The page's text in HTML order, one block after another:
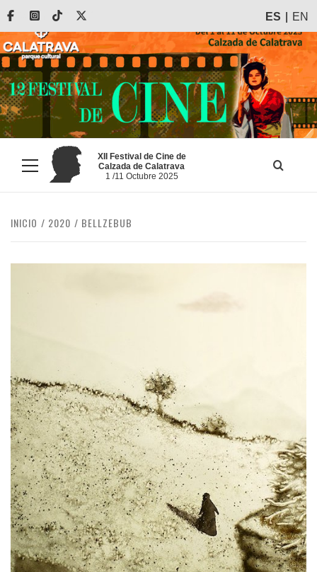
Saltar
contenido
FacebookInstagram
Tiktok ES EN
Menú
principal
XII Festival de Cine de
Calzada de Calatrava
1 /11 Octubre 2025
INICIO 2020 BELLZEBUB